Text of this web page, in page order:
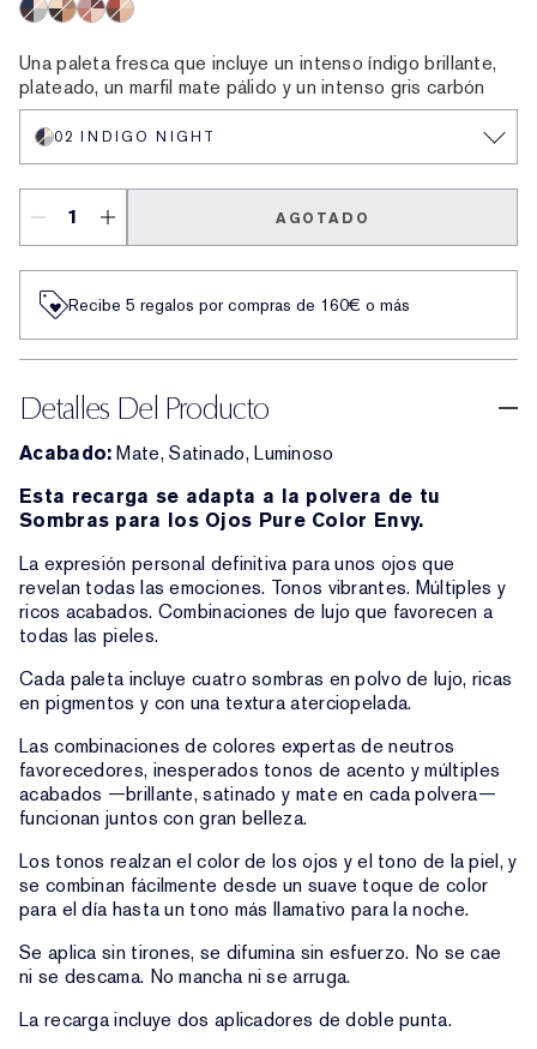
Una paleta fresca que incluye un intenso índigo brillante,
plateado, un marfil mate pálido y un intenso gris carbón
02 INDIGO NIGHT
AGOTADO
Recibe 5 regalos por compras de 160€ o más
Detalles Del Producto
Acabado: Mate, Satinado, Luminoso
Esta recarga se adapta a la polvera de tu
Sombras para los Ojos Pure Color Envy.
La expresión personal definitiva para unos ojos que
revelan todas las emociones. Tonos vibrantes. Múltiples y
ricos acabados. Combinaciones de lujo que favorecen a
todas las pieles.
Cada paleta incluye cuatro sombras en polvo de lujo, ricas
en pigmentos y con una textura aterciopelada.
Las combinaciones de colores expertas de neutros
favorecedores, inesperados tonos de acento y múltiples
acabados —brillante, satinado y mate en cada polvera—
funcionan juntos con gran belleza.
Los tonos realzan el color de los ojos y el tono de la piel, y
se combinan fácilmente desde un suave toque de color
para el día hasta un tono más llamativo para la noche.
Se aplica sin tirones, se difumina sin esfuerzo. No se cae
ni se descama. No mancha ni se arruga.
La recarga incluye dos aplicadores de doble punta.